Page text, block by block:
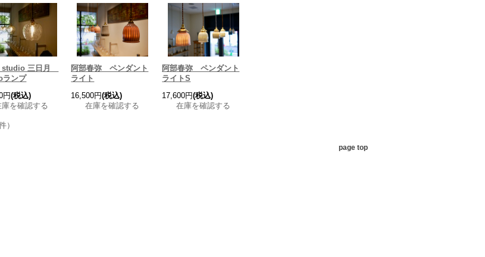
studio 三日月
ランプ
円(税込)
庫を確認する
阿部春弥 ペンダント
ライト
16,500円(税込)
在庫を確認する
阿部春弥 ペンダント
ライトS
17,600円(税込)
在庫を確認する
）
page top